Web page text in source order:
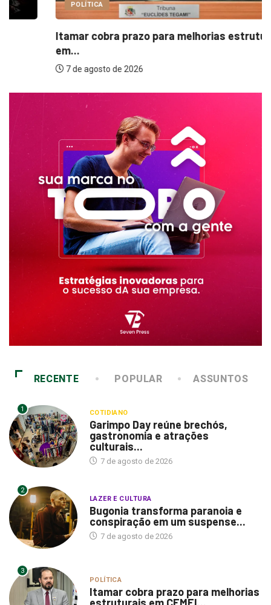
POLÍTICA
Itamar cobra prazo para melhorias estruturais
7 de agosto de 2026
RECENTE POPULAR ASSUNTOS
1 COTIDIANO
Garimpo Day reúne brechós,
gastronomia e atrações
culturais...
7 de agosto de 2026
2
LAZER E CULTURA
Bugonia transforma paranoia e
conspiração em um suspense...
7 de agosto de 2026
3
POLÍTICA
Itamar cobra prazo para melhorias